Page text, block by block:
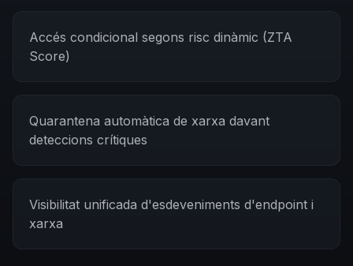
Accés condicional segons risc dinàmic (ZTA
Score)
Quarantena automàtica de xarxa davant
deteccions crítiques
Visibilitat unificada d'esdeveniments d'endpoint i
xarxa